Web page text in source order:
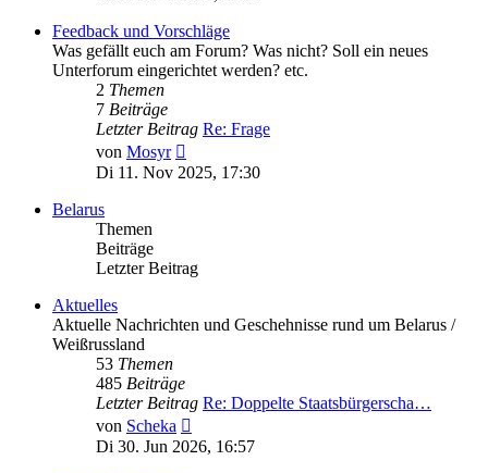
Feedback und Vorschläge
Was gefällt euch am Forum? Was nicht? Soll ein neues
Unterforum eingerichtet werden? etc.
2 Themen
7 Beiträge
Letzter Beitrag Re: Frage
von Mosyr
Beitrag
Di 11. Nov 2025, 17:30
Belarus
Themen
Beiträge
Letzter Beitrag
Aktuelles
Aktuelle Nachrichten und Geschehnisse rund um Belarus /
Weißrussland
53 Themen
485 Beiträge
Letzter Beitrag Re: Doppelte Staatsbürgerscha…
von Scheka
Beitrag
Di 30. Jun 2026, 16:57